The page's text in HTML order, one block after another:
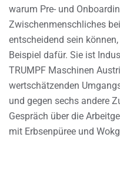
warum Pre- und
Zwischenmenschliches
entscheidend sein
Beispiel dafür. Sie ist
TRUMPF Maschinen
wertschätzenden
und gegen sechs andere
Gespräch über die
mit Erbsenpüree und